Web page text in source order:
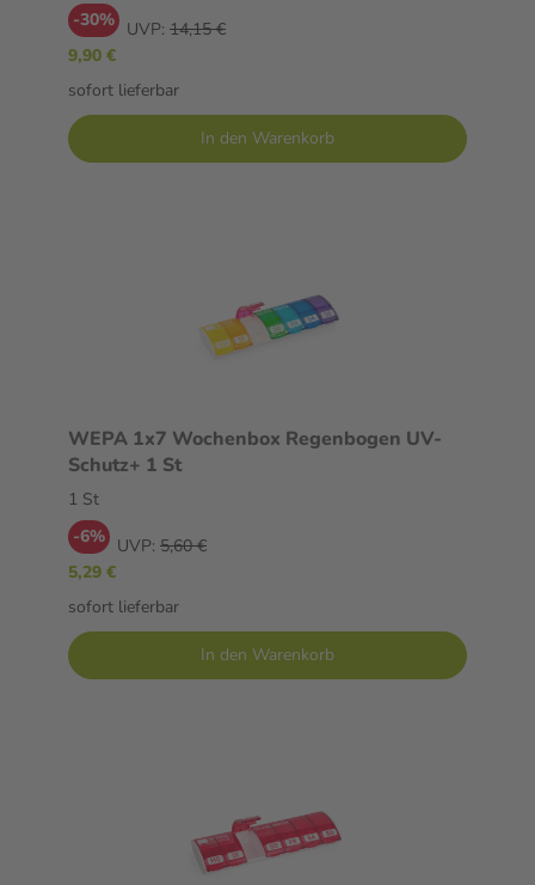
-30% UVP: 14,15 €
9,90 €
sofort lieferbar
In den Warenkorb
WEPA 1x7 Wochenbox Regenbogen UV-
Schutz+ 1 St
1 St
-6% UVP: 5,60 €
5,29 €
sofort lieferbar
In den Warenkorb